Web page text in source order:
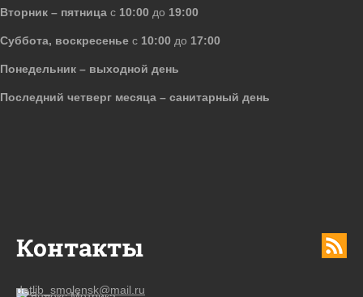
Контакты
detlib_smolensk@mail.ru
Вторник – пятница с 10:00 до 19:00
Суббота, воскресенье с 10:00 до 17:00
Понедельник – выходной день
Последний четверг месяца – санитарный день